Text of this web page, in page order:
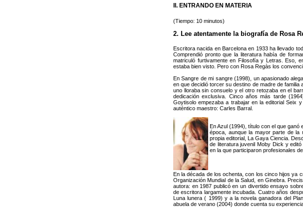
II. ENTRANDO EN MATERIA
(Tiempo: 10 minutos)
2. Lee atentamente la biografía de Rosa
Escritora nacida en Barcelona en 1933 ha llevado
Comprendió pronto que la literatura había de
matriculó furtivamente en Filosofía y Letras. Eso,
estaba bien visto. Pero con Rosa Regàs los
En Sangre de mi sangre (1998), un apasionado
en que decidió torcer su destino de madre de
uno lloraba sin consuelo y el otro retozaba en el
dedicación exclusiva. Cinco años más tarde
Goytisolo empezaba a trabajar en la editorial Seix
auténtico maestro: Carles Barral.
En Azul (1994), título con el que
época, aunque la mayor parte de la
propia editorial, La Gaya Ciencia.
de literatura juvenil Moby Dick y
en la que participaron profesionales
En la década de los ochenta, con los cinco hijos ya
Organización Mundial de la Salud, en Ginebra.
autora: en 1987 publicó en un divertido ensayo
de escritora largamente incubada. Cuatro años
Luna lunera ( 1999) y a la novela ganadora del
abuela de verano (2004) donde cuenta su